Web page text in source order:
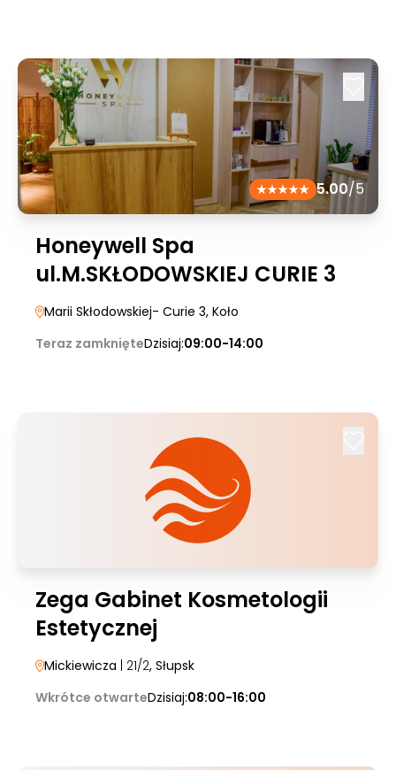
5.00/5
Honeywell Spa
ul.M.SKŁODOWSKIEJ CURIE 3
Marii Skłodowskiej- Curie 3, Koło
Teraz zamknięteDzisiaj:09:00-14:00
Zega Gabinet Kosmetologii
Estetycznej
Mickiewicza | 21/2, Słupsk
Wkrótce otwarteDzisiaj:08:00-16:00